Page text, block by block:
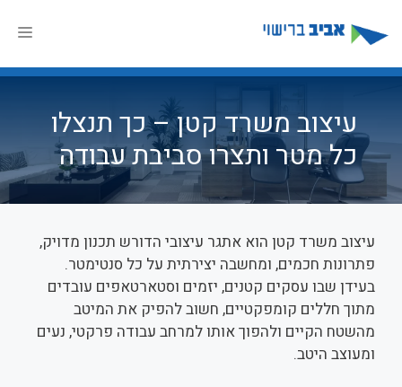
לתוכן
עיצוב משרד קטן – כך תנצלו
כל מטר ותצרו סביבת עבודה
עיצוב משרד קטן הוא אתגר עיצובי הדורש תכנון מדויק,
פתרונות חכמים, ומחשבה יצירתית על כל סנטימטר.
בעידן שבו עסקים קטנים, יזמים וסטארטאפים עובדים
מתוך חללים קומפקטיים, חשוב להפיק את המיטב
מהשטח הקיים ולהפוך אותו למרחב עבודה פרקטי, נעים
ומעוצב היטב.